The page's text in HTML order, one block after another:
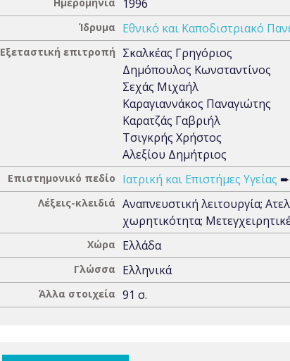
1996
Ίδρυμα Εθνικό και Καποδιστριακό
Εξεταστική επιτροπή
Σκαλκέας Γρηγόριος
Δημόπουλος Κωνσταντίνος
Σεχάς Μιχαήλ
Καραγιαννάκος Παναγιώτης
Καρατζάς Γαβριήλ
Τσιγκρής Χρήστος
Αλεξίου Δημήτριος
Επιστημονικό πεδίο Ιατρική και Επιστήμες Υγείας ➨
Λέξεις-κλειδιά Αναπνευστική λειτουργία;
χωρητικότητα;
Χώρα Ελλάδα
Γλώσσα Ελληνικά
Άλλα στοιχεία 91 σ.